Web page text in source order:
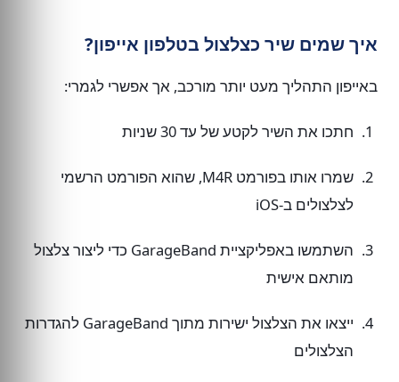
איך שמים שיר כצלצול בטלפון אייפון?
באייפון התהליך מעט יותר מורכב, אך אפשרי לגמרי:
חתכו את השיר לקטע של עד 30 שניות
שמרו אותו בפורמט M4R, שהוא הפורמט הרשמי
לצלצולים ב-iOS
השתמשו באפליקציית GarageBand כדי ליצור צלצול
מותאם אישית
ייצאו את הצלצול ישירות מתוך GarageBand להגדרות
הצלצולים